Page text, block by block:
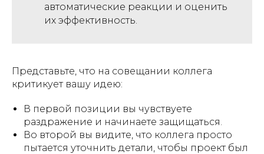
автоматические реакции и оценить
их эффективность.
Представьте, что на совещании коллега
критикует вашу идею:
В первой позиции вы чувствуете
раздражение и начинаете защищаться.
Во второй вы видите, что коллега просто
пытается уточнить детали, чтобы проект был